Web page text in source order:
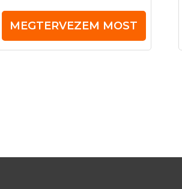
MEGTERVEZEM MOST